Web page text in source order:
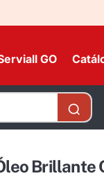
GO
Brillante